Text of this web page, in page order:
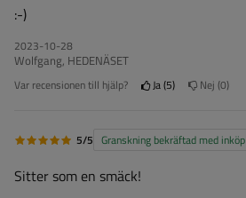
:-)
2023-10-28
Wolfgang, HEDENÄSET
Var recensionen till hjälp? Ja 5 Nej 0
5/5 Granskning bekräftad med inköp
Sitter som en smäck!